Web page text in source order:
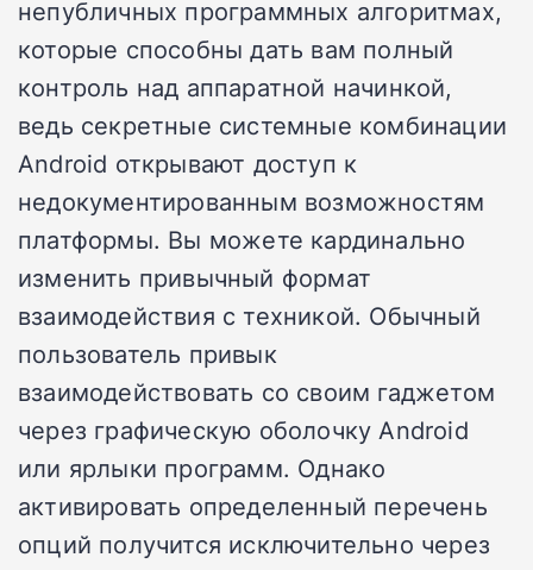
непубличных программных алгоритмах,
которые способны дать вам полный
контроль над аппаратной начинкой,
ведь секретные системные комбинации
Android открывают доступ к
недокументированным возможностям
платформы. Вы можете кардинально
изменить привычный формат
взаимодействия с техникой. Обычный
пользователь привык
взаимодействовать со своим гаджетом
через графическую оболочку Android
или ярлыки программ. Однако
активировать определенный перечень
опций получится исключительно через